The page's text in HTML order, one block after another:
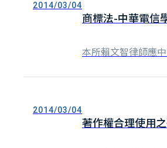
2014/03/04
商標法-中華電信
本所賴文智律師應
2014/03/04
著作權合理使用